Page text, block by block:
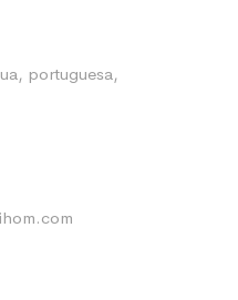
portuguesa,